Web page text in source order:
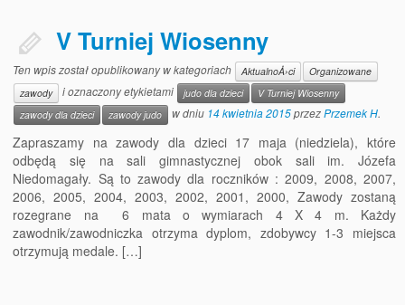
V Turniej Wiosenny
Ten wpis został opublikowany w kategoriach AktualnoÅ›ci
Organizowane
zawody
i oznaczony etykietami judo dla dzieci
V Turniej Wiosenny
zawody dla dzieci
zawody judo w dniu 14 kwietnia 2015przezPrzemek H.
Zapraszamy na zawody dla dzieci 17 maja (niedziela), które
odbędą się na sali gimnastycznej obok sali im. Józefa
Niedomagały. Są to zawody dla roczników : 2009, 2008, 2007,
2006, 2005, 2004, 2003, 2002, 2001, 2000, Zawody zostaną
rozegrane na 6 mata o wymiarach 4 X 4 m. Każdy
zawodnik/zawodniczka otrzyma dyplom, zdobywcy 1-3 miejsca
otrzymują medale. […]